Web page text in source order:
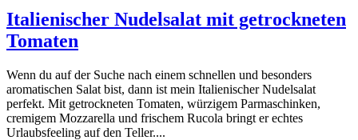
Italienischer Nudelsalat mit getrockneten
Tomaten
Wenn du auf der Suche nach einem schnellen und besonders
aromatischen Salat bist, dann ist mein Italienischer Nudelsalat
perfekt. Mit getrockneten Tomaten, würzigem Parmaschinken,
cremigem Mozzarella und frischem Rucola bringt er echtes
Urlaubsfeeling auf den Teller....